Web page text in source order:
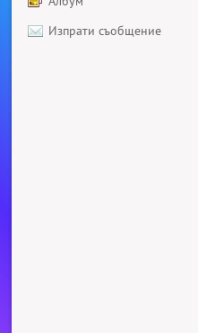
Изпрати съобщение